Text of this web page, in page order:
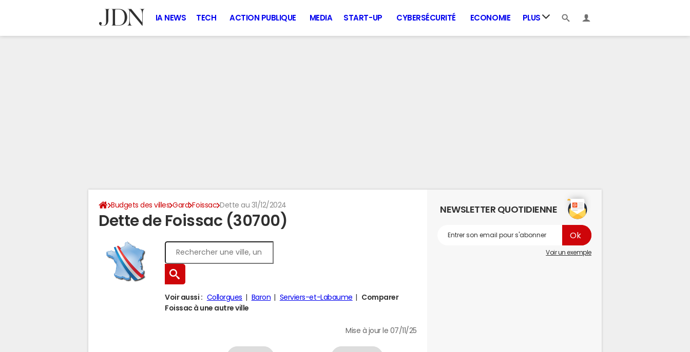
IA NEWS TECH ACTION PUBLIQUE MEDIA START-UP CYBERSÉCURITÉ ECONOMIE PLUS
Budgets des villes Gard Foissac Dette au 31/12/2024
Dette de Foissac (30700)
Voir aussi : Collorgues Baron Serviers-et-Labaume
Comparer
Foissac à une autre ville
Mise à jour le 07/11/25
NEWSLETTER QUOTIDIENNE
Voir un exemple